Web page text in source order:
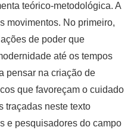
teórico-metodológica. A
movimentos. No primeiro,
de poder que
até os tempos
pensar na criação de
que favoreçam o cuidado
traçadas neste texto
e pesquisadores do campo